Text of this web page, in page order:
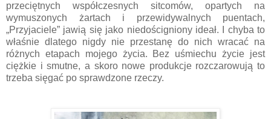
przeciętnych współczesnych sitcomów, opartych na
wymuszonych żartach i przewidywalnych puentach,
„Przyjaciele” jawią się jako niedościgniony ideał. I chyba to
właśnie dlatego nigdy nie przestanę do nich wracać na
różnych etapach mojego życia. Bez uśmiechu życie jest
ciężkie i smutne, a skoro nowe produkcje rozczarowują to
trzeba sięgać po sprawdzone rzeczy.